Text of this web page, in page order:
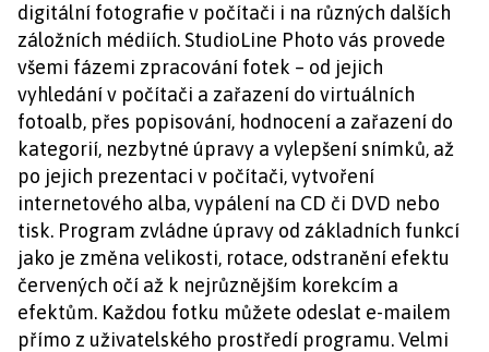
digitální fotografie v počítači i na různých dalších
záložních médiích. StudioLine Photo vás provede
všemi fázemi zpracování fotek – od jejich
vyhledání v počítači a zařazení do virtuálních
fotoalb, přes popisování, hodnocení a zařazení do
kategorií, nezbytné úpravy a vylepšení snímků, až
po jejich prezentaci v počítači, vytvoření
internetového alba, vypálení na CD či DVD nebo
tisk. Program zvládne úpravy od základních funkcí
jako je změna velikosti, rotace, odstranění efektu
červených očí až k nejrůznějším korekcím a
efektům. Každou fotku můžete odeslat e-mailem
přímo z uživatelského prostředí programu. Velmi